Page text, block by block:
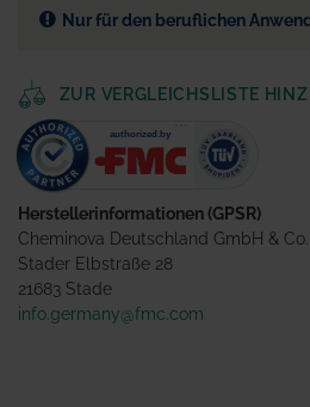
Nur für den beruflichen
ZUR VERGLEICHSLISTE
Herstellerinformationen (GPSR)
Cheminova Deutschland GmbH & Co.
Stader Elbstraße 28
21683 Stade
info.germany@fmc.com